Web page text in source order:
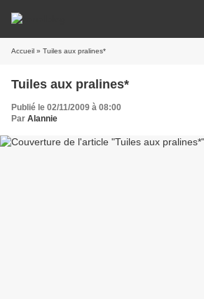
Accueil » Tuiles aux pralines*
Tuiles aux pralines*
Publié le 02/11/2009 à 08:00
Par Alannie